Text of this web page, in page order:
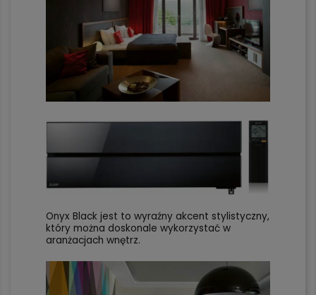
Onyx Black jest to wyraźny akcent stylistyczny,
który można doskonale wykorzystać w
aranżacjach wnętrz.